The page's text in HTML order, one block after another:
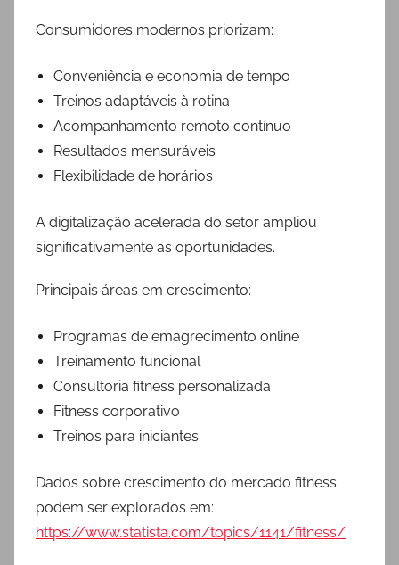
Consumidores modernos priorizam:
Conveniência e economia de tempo
Treinos adaptáveis à rotina
Acompanhamento remoto contínuo
Resultados mensuráveis
Flexibilidade de horários
A digitalização acelerada do setor ampliou
significativamente as oportunidades.
Principais áreas em crescimento:
Programas de emagrecimento online
Treinamento funcional
Consultoria fitness personalizada
Fitness corporativo
Treinos para iniciantes
Dados sobre crescimento do mercado fitness
podem ser explorados em:
https://www.statista.com/topics/1141/fitness/